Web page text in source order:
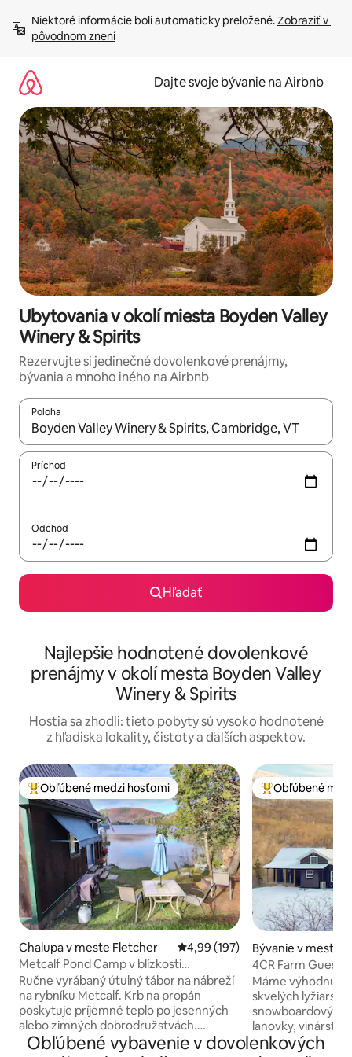
obsah.
Niektoré informácie boli automaticky preložené. Zobraziť v
pôvodnom znení
Dajte svoje bývanie na Airbnb
Ubytovania v okolí miesta Boyden Valley
Winery & Spirits
Rezervujte si jedinečné dovolenkové prenájmy,
bývania a mnoho iného na Airbnb
Poloha
Keď budú výsledky k dispozícii, môžete si ich prechádzať
Príchod
Odchod
Hľadať
Najlepšie hodnotené dovolenkové
prenájmy v okolí mesta Boyden Valley
Winery & Spirits
Hostia sa zhodli: tieto pobyty sú vysoko hodnotené
z hľadiska lokality, čistoty a ďalších aspektov.
Najobľúbenejšie medzi hosťami
Obľúbené medzi hosťami
Chalupa v meste Fletcher Priemerné ohodnotenie 4,99 z
4,99 (197)
Metcalf Pond Camp v blízkosti
Smugglers Notch
Ručne vyrábaný útulný tábor na nábreží
na rybníku Metcalf. Krb na propán
poskytuje príjemné teplo po jesenných
alebo zimných dobrodružstvách.
Namočte sa do vírivky na terase. Vlastné
Najobľúbenejšie
Obľúbené
Bývanie v meste
4CR Farm Guest
Vacation
Máme výhodnú
skvelých
snowboardových hôr, vodného parku,
lanovky,
obchodov. Za 20 minút chôdze sa
Obľúbené vybavenie v dovolenkových